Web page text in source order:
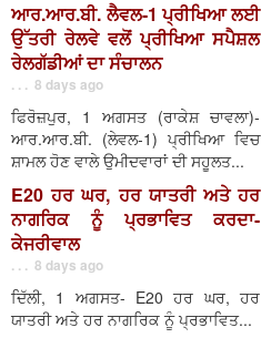
ਆਰ.ਆਰ.ਬੀ. ਲੈਵਲ-1 ਪ੍ਰੀਖਿਆ ਲਈ
ਉੱਤਰੀ ਰੇਲਵੇ ਵਲੋਂ ਪ੍ਰੀਖਿਆ ਸਪੈਸ਼ਲ
ਰੇਲਗੱਡੀਆਂ ਦਾ ਸੰਚਾਲਨ
. . . 8 days ago
ਫਿਰੋਜ਼ਪੁਰ, 1 ਅਗਸਤ (ਰਾਕੇਸ਼ ਚਾਵਲਾ)-
ਆਰ.ਆਰ.ਬੀ. (ਲੇਵਲ-1) ਪ੍ਰੀਖਿਆ ਵਿਚ
ਸ਼ਾਮਲ ਹੋਣ ਵਾਲੇ ਉਮੀਦਵਾਰਾਂ ਦੀ ਸਹੂਲਤ...
E20 ਹਰ ਘਰ, ਹਰ ਯਾਤਰੀ ਅਤੇ ਹਰ
ਨਾਗਰਿਕ ਨੂੰ ਪ੍ਰਭਾਵਿਤ ਕਰਦਾ-
ਕੇਜਰੀਵਾਲ
. . . 8 days ago
ਦਿੱਲੀ, 1 ਅਗਸਤ- E20 ਹਰ ਘਰ, ਹਰ
ਯਾਤਰੀ ਅਤੇ ਹਰ ਨਾਗਰਿਕ ਨੂੰ ਪ੍ਰਭਾਵਿਤ...